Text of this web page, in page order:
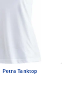
Petra Tanktop